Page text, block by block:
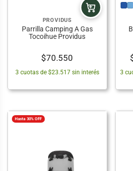
PROVIDUS
Parrilla Camping A Gas
Tocoihue Providus
$70.550
3 cuotas de $23.517 sin interés 3
Hasta 30% OFF